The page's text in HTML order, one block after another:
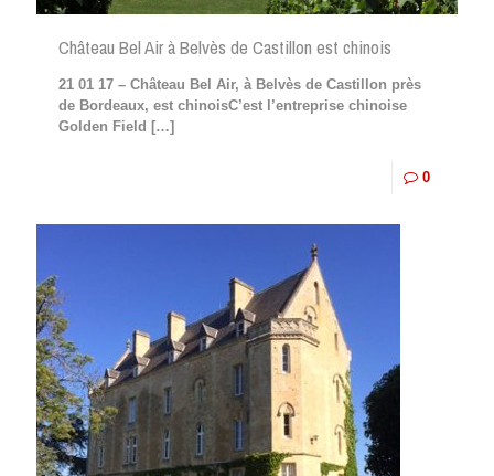
Château Bel Air à Belvès de Castillon est chinois
21 01 17 – Château Bel Air, à Belvès de Castillon près
de Bordeaux, est chinoisC’est l’entreprise chinoise
Golden Field […]
0